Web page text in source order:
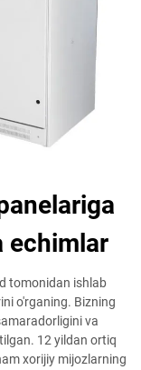
echimlar
tomonidan ishlab
o'rganing. Bizning
va
12 yildan ortiq
xorijiy mijozlarning